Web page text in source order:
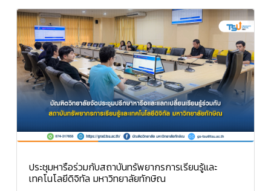
ประชุมหารือร่วมกับสถาบันทรัพยากรการเรียนรู้และ
เทคโนโลยีดิจิทัล มหาวิทยาลัยทักษิณ